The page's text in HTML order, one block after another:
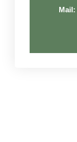
Mail: